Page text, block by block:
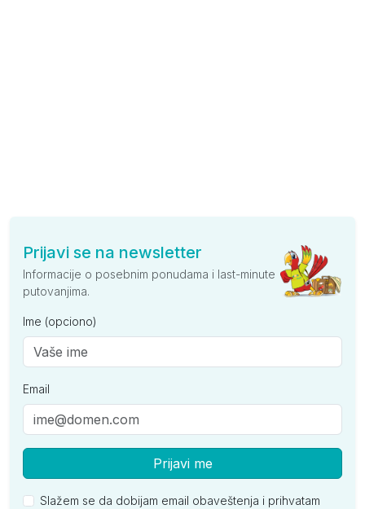
Prijavi se na newsletter
Informacije o posebnim ponudama i last-minute
putovanjima.
Ime (opciono)
Email
Prijavi me
Slažem se da dobijam email obaveštenja i prihvatam